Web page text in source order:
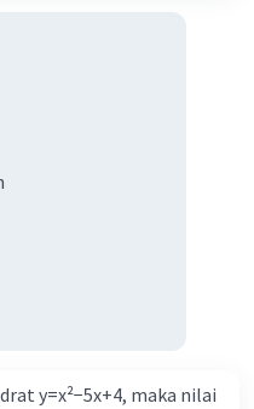
y=x²−5x+4, maka nilai